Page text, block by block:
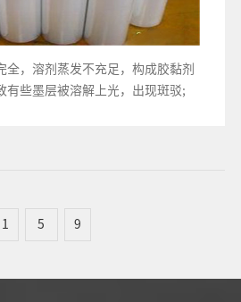
全，溶剂蒸发不充足，构成胶黏剂
有些墨层被溶解上光，出现斑驳;
1 5 9